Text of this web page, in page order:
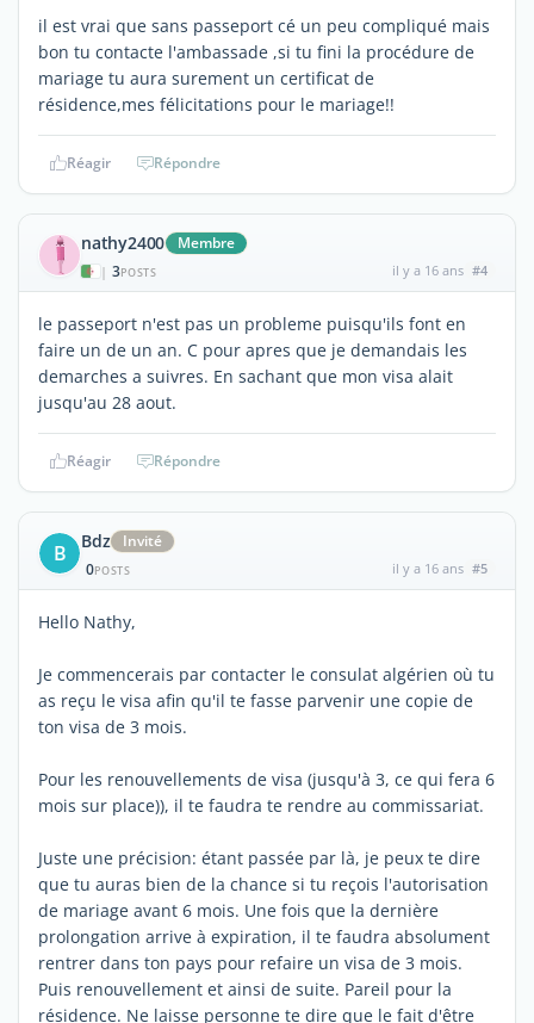
il est vrai que sans passeport cé un peu compliqué mais
bon tu contacte l'ambassade ,si tu fini la procédure de
mariage tu aura surement un certificat de
résidence,mes félicitations pour le mariage!!
Réagir Répondre
nathy2400 Membre
| 3POSTS il y a 16 ans #4
le passeport n'est pas un probleme puisqu'ils font en
faire un de un an. C pour apres que je demandais les
demarches a suivres. En sachant que mon visa alait
jusqu'au 28 aout.
Réagir Répondre
B Bdz
Invité
0POSTS il y a 16 ans #5
Hello Nathy,
Je commencerais par contacter le consulat algérien où tu
as reçu le visa afin qu'il te fasse parvenir une copie de
ton visa de 3 mois.
Pour les renouvellements de visa (jusqu'à 3, ce qui fera 6
mois sur place)), il te faudra te rendre au commissariat.
Juste une précision: étant passée par là, je peux te dire
que tu auras bien de la chance si tu reçois l'autorisation
de mariage avant 6 mois. Une fois que la dernière
prolongation arrive à expiration, il te faudra absolument
rentrer dans ton pays pour refaire un visa de 3 mois.
Puis renouvellement et ainsi de suite. Pareil pour la
résidence. Ne laisse personne te dire que le fait d'être